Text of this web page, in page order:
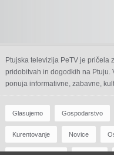
Ptujska televizija PeTV je pričela
pridobitvah in dogodkih na Ptuju.
ponuja informativne, zabavne,
Glasujemo Gospodarstvo
Kurentovanje Novice